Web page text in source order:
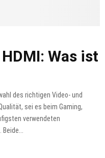
Was ist
des richtigen Video- und
sei es beim Gaming,
verwendeten